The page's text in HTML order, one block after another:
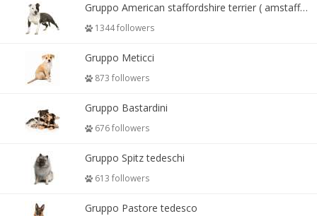
Gruppo American staffordshire terrier ( amstaff, amastaff )
1344 followers
Gruppo Meticci
873 followers
Gruppo Bastardini
676 followers
Gruppo Spitz tedeschi
613 followers
Gruppo Pastore tedesco